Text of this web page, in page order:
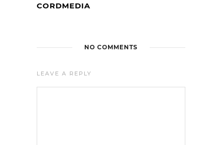
CORDMEDIA
NO COMMENTS
LEAVE A REPLY